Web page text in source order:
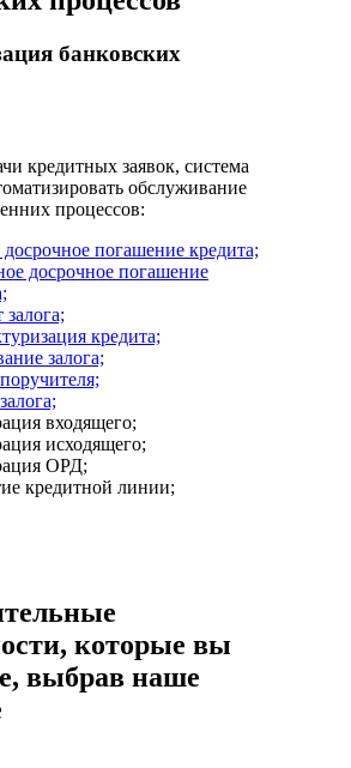
банковских
кредитных заявок, система
обслуживание
процессов:
погашение кредита;
досрочное погашение
залога;
кредита;
залога;
входящего;
исходящего;
ОРД;
кредитной линии;
которые вы
выбрав наше